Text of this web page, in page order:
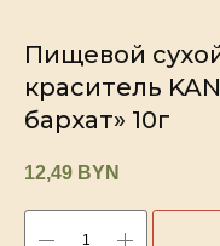
Пищевой
краситель
бархат» 10г
12,49 BYN